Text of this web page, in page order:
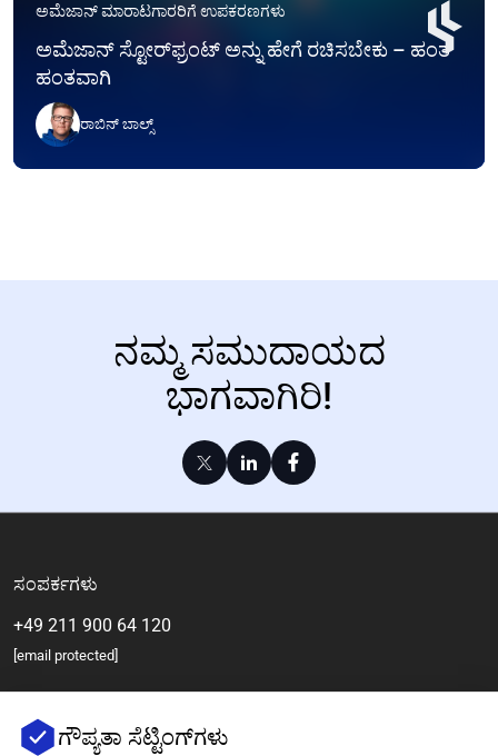
ಅಮೆಜಾನ್ ಮಾರಾಟಗಾರರಿಗೆ ಉಪಕರಣಗಳು
ಅಮೆಜಾನ್ ಸ್ಟೋರ್‌ಫ್ರಂಟ್ ಅನ್ನು ಹೇಗೆ ರಚಿಸಬೇಕು – ಹಂತ
ಹಂತವಾಗಿ
ರಾಬಿನ್ ಬಾಲ್ಸ್
ನಮ್ಮ ಸಮುದಾಯದ
ಭಾಗವಾಗಿರಿ!
ಸಂಪರ್ಕಗಳು
+49 211 900 64 120
[email protected]
ಗೌಪ್ಯತಾ ಸೆಟ್ಟಿಂಗ್‌ಗಳು